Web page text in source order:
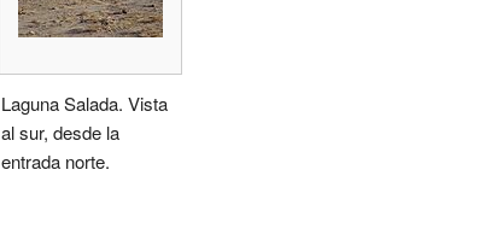
Laguna Salada. Vista
al sur, desde la
entrada norte.